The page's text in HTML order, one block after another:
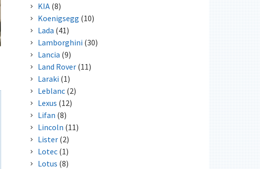
KIA(8)
Koenigsegg (10)
Lada (41)
Lamborghini (30)
Lancia (9)
Land Rover(11)
Laraki (1)
Leblanc(2)
Lexus (12)
Lifan (8)
Lincoln (11)
Lister(2)
Lotec(1)
Lotus (8)